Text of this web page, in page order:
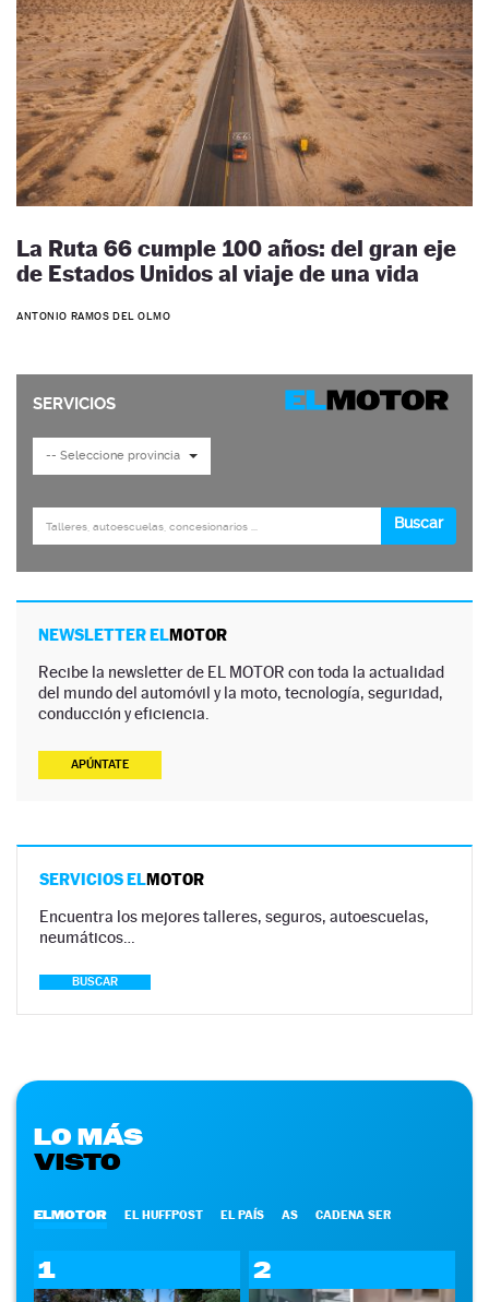
La Ruta 66 cumple 100 años: del gran eje
de Estados Unidos al viaje de una vida
ANTONIO RAMOS DEL OLMO
NEWSLETTER ELMOTOR
Recibe la newsletter de EL MOTOR con toda la actualidad
del mundo del automóvil y la moto, tecnología, seguridad,
conducción y eficiencia.
APÚNTATE
SERVICIOS ELMOTOR
Encuentra los mejores talleres, seguros, autoescuelas,
neumáticos…
BUSCAR
LO MÁS
VISTO
ELMOTOR EL HUFFPOST EL PAÍS AS CADENA SER
1 2